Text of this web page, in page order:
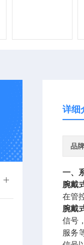
详细
品牌
一、
腕戴
在管
腕戴
信号
服务